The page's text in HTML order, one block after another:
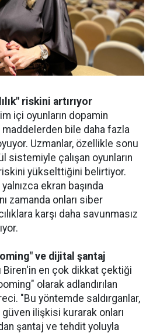
riskini artırıyor
içi oyunların dopamin
bile daha fazla
Uzmanlar, özellikle sonu
sistemiyle çalışan oyunların
yükselttiğini belirtiyor.
ekran başında
zamanda onları siber
karşı daha savunmasız
ve dijital şantaj
Biren'in en çok dikkat çektiği
olarak adlandırılan
"Bu yöntemde saldırganlar,
ilişkisi kurarak onları
şantaj ve tehdit yoluyla